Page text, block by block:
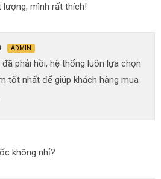
lượng, mình rất thích!
ADMIN
phải hồi, hệ thống luôn lựa chọn
tốt nhất để giúp khách hàng mua
không nhỉ?